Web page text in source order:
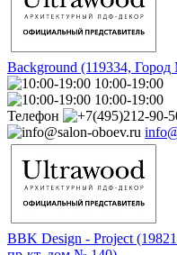
Background (119334,
10:00-19:00
10:00-19:00
Телефон
BBK Design - Project